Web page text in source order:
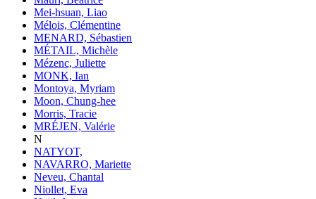
Mei-hsuan, Liao
Mélois, Clémentine
MENARD, Sébastien
MÉTAIL, Michèle
Mézenc, Juliette
MONK, Ian
Montoya, Myriam
Moon, Chung-hee
Morris, Tracie
MRÉJEN, Valérie
N
NATYOT,
NAVARRO, Mariette
Neveu, Chantal
Niollet, Eva